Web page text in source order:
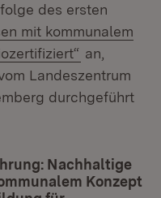
des ersten
mit kommunalem
(Öffnet in
an,
Landeszentrum
durchgeführt
Nachhaltige
Konzept